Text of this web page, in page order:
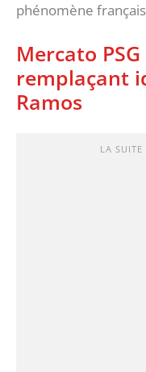
phénomène
Mercato
remplaçant
Ramos
LA SUITE